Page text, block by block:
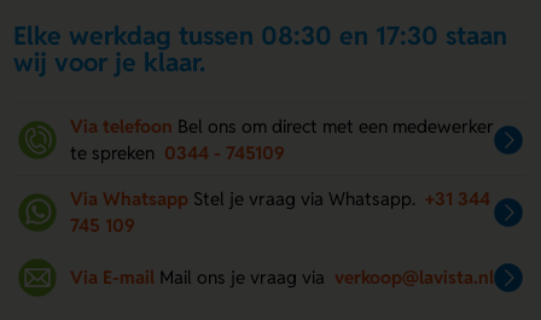
Elke werkdag tussen 08:30 en 17:30 staan
wij voor je klaar.
Via telefoon Bel ons om direct met een medewerker
te spreken 0344 - 745109
Via Whatsapp Stel je vraag via Whatsapp. +31 344
745 109
Via E-mail Mail ons je vraag via verkoop@lavista.nl